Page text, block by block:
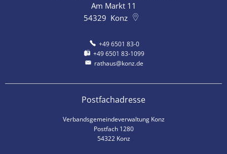
Am Markt 11
54329 Konz
+49 6501 83-0
+49 6501 83-1099
rathaus@konz.de
Postfachadresse
Verbandsgemeindeverwaltung Konz
Postfach 1280
54322 Konz